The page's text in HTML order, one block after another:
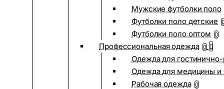
Мужские футболки поло
Футболки поло детские
Футболки поло оптом 0
Профессиональная одежда 0
Одежда для
Одежда для медицины и
Рабочая одежда 0